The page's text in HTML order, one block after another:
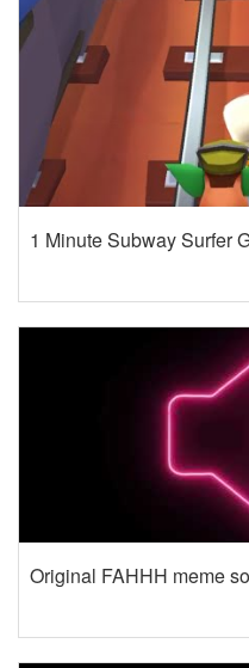
1 Minute Subway Surfer
Original FAHHH meme